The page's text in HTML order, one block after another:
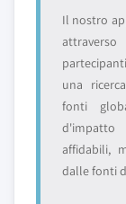
Il nostro
una
fonti
affidabili,
dalle fonti